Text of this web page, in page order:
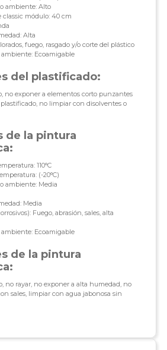
ambiente: Alto
classic módulo: 40 cm
Alta
fuego, rasgado y/o corte del plástico
Ecoamigable
del plastificado:
no exponer a elementos corto punzantes
no limpiar con disolventes o
de la pintura
110°C
(-20°C)
ambiente: Media
Media
Fuego, abrasión, sales, alta
Ecoamigable
de la pintura
no rayar, no exponer a alta humedad, no
sales, limpiar con agua jabonosa sin